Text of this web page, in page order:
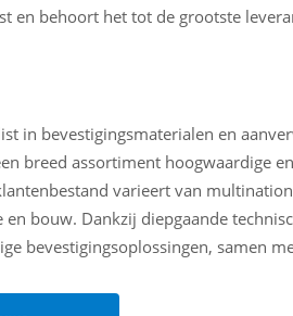
en behoort het tot de grootste
in bevestigingsmaterialen en
breed assortiment hoogwaardige
varieert van
bouw. Dankzij diepgaande
bevestigingsoplossingen, samen